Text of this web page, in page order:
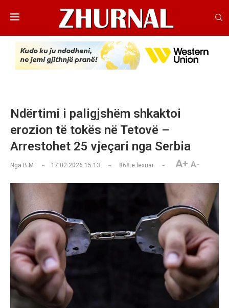
Ndërtimi i paligjshëm shkaktoi
erozion të tokës në Tetovë –
Arrestohet 25 vjeçari nga Serbia
Nga B.M 17.02.2026 15:13 868 e lexuar A+ A-